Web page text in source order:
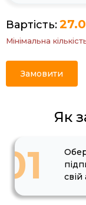
Вартість:
Мінімальна
Замовити
Як
01
свій